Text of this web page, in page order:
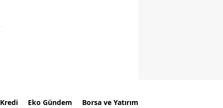
Kredi Eko Gündem Borsa ve Yatırım